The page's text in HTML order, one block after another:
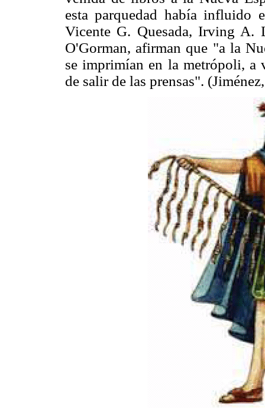
esta parquedad había influido
Vicente G. Quesada, Irving A.
O'Gorman, afirman que "a la
se imprimían en la metrópoli, a
de salir de las prensas".